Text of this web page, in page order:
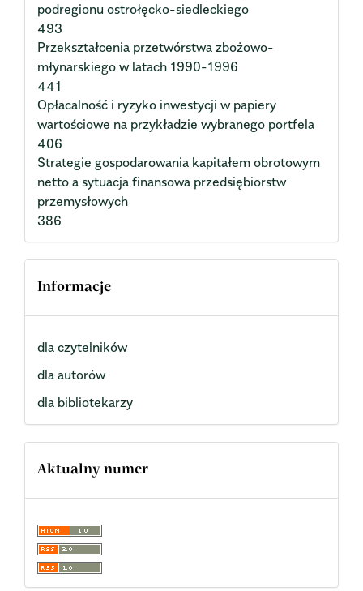
podregionu ostrołęcko-siedleckiego
493
Przekształcenia przetwórstwa zbożowo-
młynarskiego w latach 1990-1996
441
Opłacalność i ryzyko inwestycji w papiery
wartościowe na przykładzie wybranego portfela
406
Strategie gospodarowania kapitałem obrotowym
netto a sytuacja finansowa przedsiębiorstw
przemysłowych
386
Informacje
dla czytelników
dla autorów
dla bibliotekarzy
Aktualny numer